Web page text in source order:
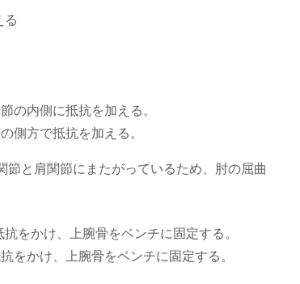
る
の内側に抵抗を加える。
側方で抵抗を加える。
節と肩関節にまたがっているため、肘の屈曲
をかけ、上腕骨をベンチに固定する。
をかけ、上腕骨をベンチに固定する。